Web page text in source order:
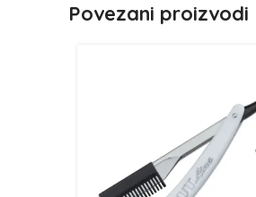
Povezani proizvodi